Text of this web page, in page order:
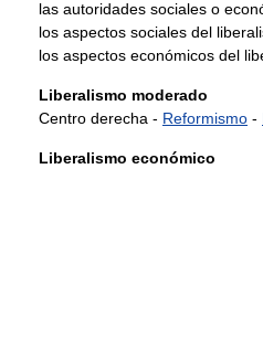
las autoridades sociales o
los aspectos sociales del
los aspectos económicos del
Liberalismo moderado
Centro derecha - Reformismo -
Liberalismo económico